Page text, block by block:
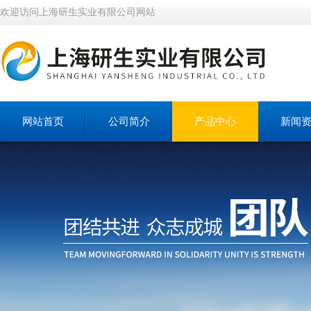
欢迎访问上海研生实业有限公司网站
网站首页 公司简介 产品中心 新闻